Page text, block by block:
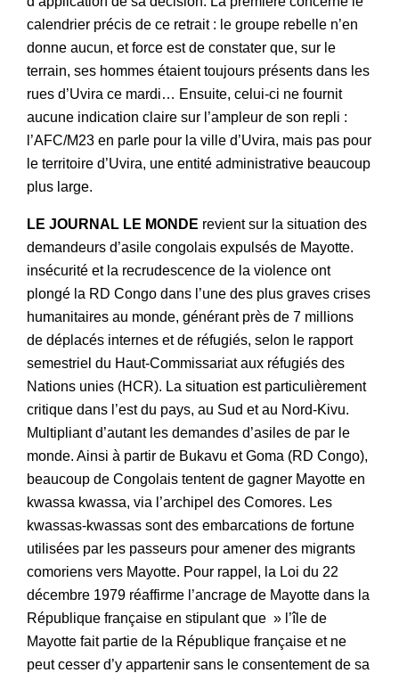
calendrier précis de ce retrait : le groupe rebelle n’en
donne aucun, et force est de constater que, sur le
terrain, ses hommes étaient toujours présents dans les
rues d’Uvira ce mardi… Ensuite, celui-ci ne fournit
aucune indication claire sur l’ampleur de son repli :
l’AFC/M23 en parle pour la ville d’Uvira, mais pas pour
le territoire d’Uvira, une entité administrative beaucoup
plus large.
LE JOURNAL LE MONDE revient sur la situation des
demandeurs d’asile congolais expulsés de Mayotte.
insécurité et la recrudescence de la violence ont
plongé la RD Congo dans l’une des plus graves crises
humanitaires au monde, générant près de 7 millions
de déplacés internes et de réfugiés, selon le rapport
semestriel du Haut-Commissariat aux réfugiés des
Nations unies (HCR). La situation est particulièrement
critique dans l’est du pays, au Sud et au Nord-Kivu.
Multipliant d’autant les demandes d’asiles de par le
monde. Ainsi à partir de Bukavu et Goma (RD Congo),
beaucoup de Congolais tentent de gagner Mayotte en
kwassa kwassa, via l’archipel des Comores. Les
kwassas-kwassas sont des embarcations de fortune
utilisées par les passeurs pour amener des migrants
comoriens vers Mayotte. Pour rappel, la Loi du 22
décembre 1979 réaffirme l’ancrage de Mayotte dans la
République française en stipulant que » l’île de
Mayotte fait partie de la République française et ne
peut cesser d’y appartenir sans le consentement de sa